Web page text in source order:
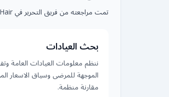
تمت مراجعته من فريق التحرير في TransplantHair
بحث العيادات
ننظم معلومات العيادات العامة
الموجهة للمرضى وسياق الاسعار
مقارنة منظمة.